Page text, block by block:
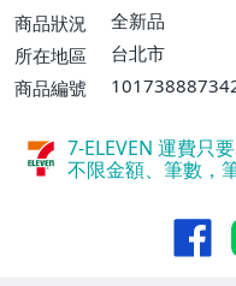
商品狀況
全新品
所在地區
台北市
商品編號
7-ELEVEN 運費只要
不限金額、筆數，